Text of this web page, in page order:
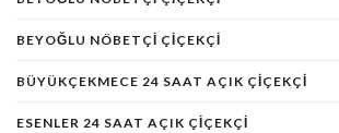
BEYOĞLU NÖBETÇI ÇIÇEKÇI
BÜYÜKÇEKMECE 24 SAAT AÇIK ÇIÇEKÇI
ESENLER 24 SAAT AÇIK ÇIÇEKÇI